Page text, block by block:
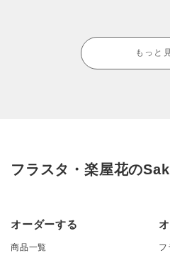
もっと
フラスタ・楽屋花の
オーダーする
商品一覧 フ